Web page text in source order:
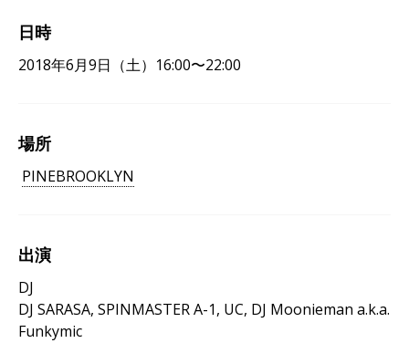
日時
2018年6月9日（土）16:00〜22:00
場所
PINEBROOKLYN
出演
DJ
DJ SARASA, SPINMASTER A-1, UC, DJ Moonieman a.k.a.
Funkymic